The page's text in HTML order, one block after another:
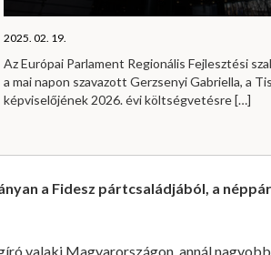
2025. 02. 19.
Az Európai Parlament Regionális Fejlesztési
a mai napon szavazott Gerzsenyi Gabriella, a
képviselőjének 2026. évi költségvetésre[…]
a Fidesz pártcsaládjából, a
valaki Magyarországon, annál